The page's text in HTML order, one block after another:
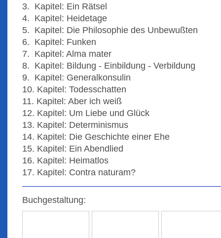
3. Kapitel: Ein Rätsel
4. Kapitel: Heidetage
5. Kapitel: Die Philosophie des Unbewußten
6. Kapitel: Funken
7. Kapitel: Alma mater
8. Kapitel: Bildung - Einbildung - Verbildung
9. Kapitel: Generalkonsulin
10. Kapitel: Todesschatten
11. Kapitel: Aber ich weiß
12. Kapitel: Um Liebe und Glück
13. Kapitel: Determinismus
14. Kapitel: Die Geschichte einer Ehe
15. Kapitel: Ein Abendlied
16. Kapitel: Heimatlos
17. Kapitel: Contra naturam?
Buchgestaltung: